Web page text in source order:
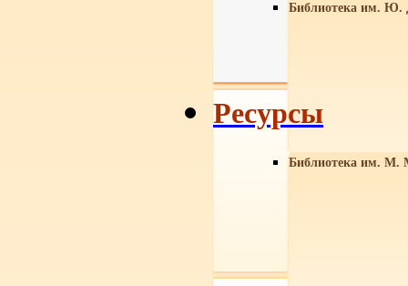
Библиотека им. Ю.
Библиотека им. М.
Ресурсы